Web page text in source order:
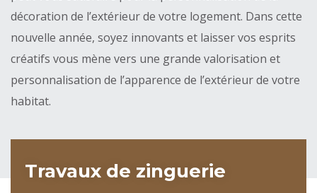
décoration de l’extérieur de votre logement. Dans cette
nouvelle année, soyez innovants et laisser vos esprits
créatifs vous mène vers une grande valorisation et
personnalisation de l’apparence de l’extérieur de votre
habitat.
Travaux de zinguerie